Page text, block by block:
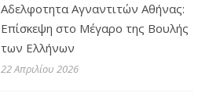
Αδελφοτητα Αγναντιτών Αθήνας:
Επίσκεψη στο Μέγαρο της Βουλής
των Ελλήνων
22 Απριλίου 2026